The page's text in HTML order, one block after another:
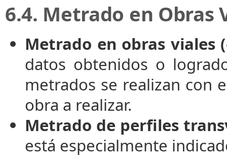
6.4. Metrado en Obras
Metrado en obras viales
datos obtenidos o
metrados se realizan con
obra a realizar.
Metrado de perfiles
está especialmente